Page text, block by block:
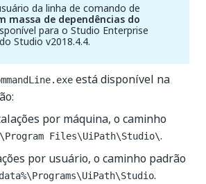
da linha de comando de
massa de dependências do
para o Studio Enterprise
Studio v2018.4.4.
está disponível na
por máquina, o caminho
Files\UiPath\Studio\.
por usuário, o caminho padrão
.